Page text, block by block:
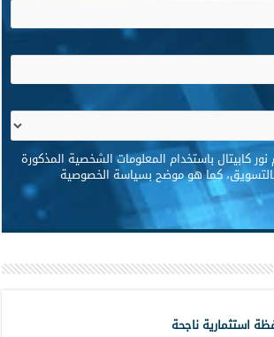
كابيتال باستخدام المعلومات الشخصية المذكورة
كما هو موضح بسياسة الخصوصية
استثمارية ناجحة